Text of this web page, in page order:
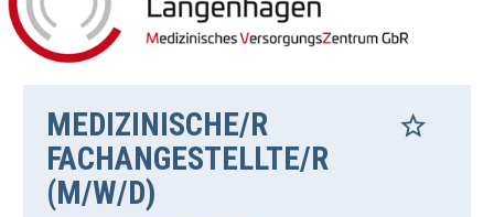
MEDIZINISCHE/R
FACHANGESTELLTE/R
(M/W/D)